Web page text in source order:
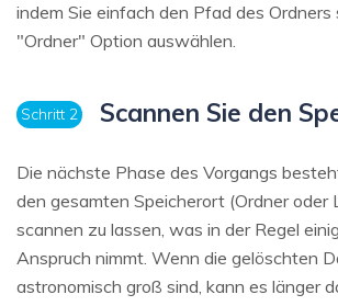
indem Sie einfach den Pfad des
"Ordner" Option auswählen.
Schritt 2 Scannen Sie den
Die nächste Phase des Vorgangs
den gesamten Speicherort (Ordner oder
scannen zu lassen, was in der Regel
Anspruch nimmt. Wenn die gelöschten
astronomisch groß sind, kann es länger